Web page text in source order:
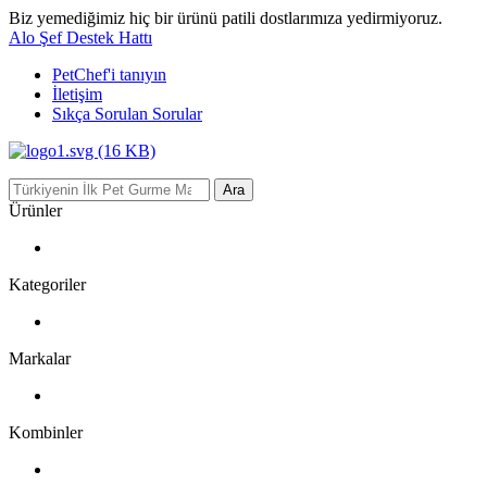
Biz yemediğimiz hiç bir ürünü patili dostlarımıza yedirmiyoruz.
Alo Şef Destek Hattı
PetChef'i tanıyın
İletişim
Sıkça Sorulan Sorular
Ara
Ürünler
Kategoriler
Markalar
Kombinler